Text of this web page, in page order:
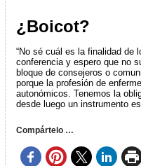
¿Boicot?
“No sé cuál es la finalidad de
conferencia y espero que no
bloque de consejeros o
porque la profesión de
autonómicos. Tenemos la
desde luego un instrumento
Compártelo …